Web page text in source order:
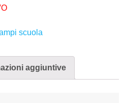
scuola
aggiuntive